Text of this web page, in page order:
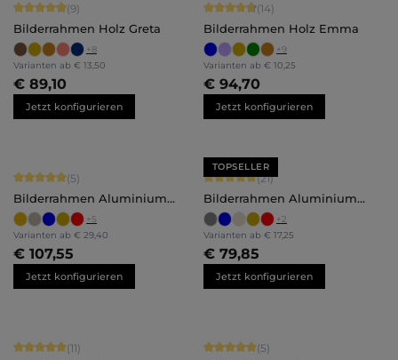
Durchschnittliche Bewertung von 4.89 von 5 Sternen
(9)
Bilderrahmen Holz Greta
+8
Varianten ab € 13,50
€ 89,10
Jetzt konfigurieren
Durchschnittliche Bewertung von
(14)
Bilderrahmen Holz Emma
+9
Varianten ab € 10,25
€ 94,70
Jetzt konfigurieren
Durchschnittliche Bewertung von 5 von 5 Sternen
(5)
Bilderrahmen Aluminium
Luca
+5
Varianten ab € 29,40
€ 107,55
Jetzt konfigurieren
TOPSELLER
Durchschnittliche Bewertung von 5
(21)
Bilderrahmen Aluminium
Mika
+2
Varianten ab € 17,25
€ 79,85
Jetzt konfigurieren
Durchschnittliche Bewertung von 5 von 5 Sternen
(11)
Durchschnittliche Bewertung von 5
(5)